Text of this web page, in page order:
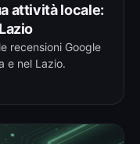
attività locale:
recensioni Google
e nel Lazio.